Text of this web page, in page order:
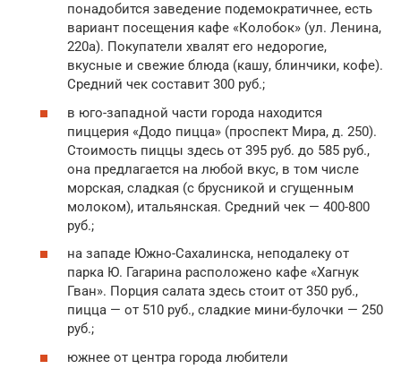
понадобится заведение подемократичнее, есть
вариант посещения кафе «Колобок» (ул. Ленина,
220а). Покупатели хвалят его недорогие,
вкусные и свежие блюда (кашу, блинчики, кофе).
Средний чек составит 300 руб.;
в юго-западной части города находится
пиццерия «Додо пицца» (проспект Мира, д. 250).
Стоимость пиццы здесь от 395 руб. до 585 руб.,
она предлагается на любой вкус, в том числе
морская, сладкая (с брусникой и сгущенным
молоком), итальянская. Средний чек — 400-800
руб.;
на западе Южно-Сахалинска, неподалеку от
парка Ю. Гагарина расположено кафе «Хагнук
Гван». Порция салата здесь стоит от 350 руб.,
пицца — от 510 руб., сладкие мини-булочки — 250
руб.;
южнее от центра города любители